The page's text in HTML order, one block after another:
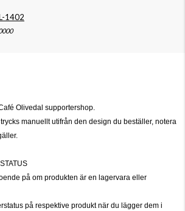
1402
Olivedal supportershop.
manuellt utifrån den design du beställer, notera
på om produkten är en lagervara eller
på respektive produkt när du lägger dem i